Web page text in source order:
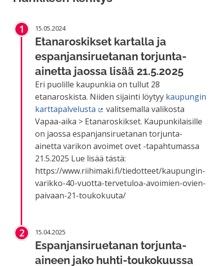
1 15.05.2024
Etanaroskikset kartalla ja
espanjansiruetanan torjunta-
ainetta jaossa lisää 21.5.2025
Eri puolille kaupunkia on tullut 28
etanaroskista. Niiden sijainti löytyy kaupungin
karttapalvelusta
(Ulkoinen linkki)
valitsemalla valikosta
Vapaa-aika > Etanaroskikset. Kaupunkilaisille
on jaossa espanjansiruetanan torjunta-
ainetta varikon avoimet ovet -tapahtumassa
21.5.2025 Lue lisää tästä:
https://www.riihimaki.fi/tiedotteet/kaupungin-
varikko-40-vuotta-tervetuloa-avoimien-ovien-
paivaan-21-toukokuuta/
2 15.04.2025
Espanjansiruetanan torjunta-
aineen jako huhti-toukokuussa